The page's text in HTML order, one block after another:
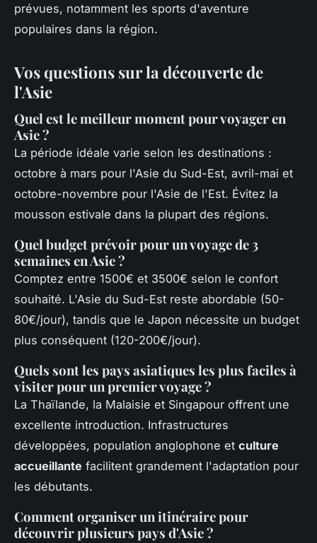
prévues, notamment les sports d'aventure
populaires dans la région.
Vos questions sur la découverte de
l'Asie
Quel est le meilleur moment pour voyager en
Asie ?
La période idéale varie selon les destinations :
octobre à mars pour l'Asie du Sud-Est, avril-mai et
octobre-novembre pour l'Asie de l'Est. Évitez la
mousson estivale dans la plupart des régions.
Quel budget prévoir pour un voyage de 3
semaines en Asie ?
Comptez entre 1500€ et 3500€ selon le confort
souhaité. L'Asie du Sud-Est reste abordable (50-
80€/jour), tandis que le Japon nécessite un budget
plus conséquent (120-200€/jour).
Quels sont les pays asiatiques les plus faciles à
visiter pour un premier voyage ?
La Thaïlande, la Malaisie et Singapour offrent une
excellente introduction. Infrastructures
développées, population anglophone et culture
accueillante facilitent grandement l'adaptation pour
les débutants.
Comment organiser un itinéraire pour
découvrir plusieurs pays d'Asie ?